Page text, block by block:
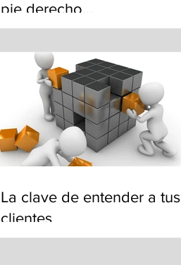
pie derecho…
La clave de entender a tus
clientes